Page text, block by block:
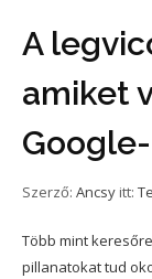
A
amiket
Szerző: Ancsy itt:
Több mint
pillanatokat tud